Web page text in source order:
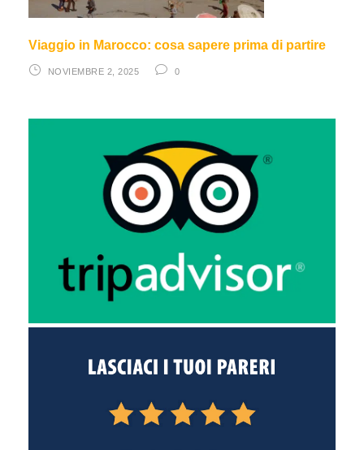
Viaggio in Marocco: cosa sapere prima di partire
NOVIEMBRE 2, 2025 0